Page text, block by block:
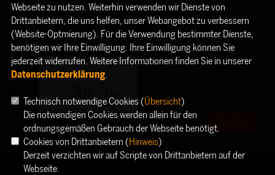
Die Rechte als Betroffener aus der DSGVO ( Datenschutzerklärung
habe ich gelesen und verstanden.
Webseite zu nutzen. Weiterhin verwenden wir Dienste von
Drittanbietern, die uns helfen, unser Webangebot zu verbessern
(Website-Optmierung). Für die Verwendung bestimmter Dienste,
benötigen wir Ihre Einwilligung. Ihre Einwilligung können Sie
jederzeit widerrufen. Weitere Informationen finden Sie in unserer
Datenschutzerklärung.
Technisch notwendige Cookies (Übersicht)
Die notwendigen Cookies werden allein für den
ordnungsgemäßen Gebrauch der Webseite benötigt.
Cookies von Drittanbietern (Hinweis)
Derzeit verzichten wir auf Scripte von Drittanbietern auf der
Webseite.